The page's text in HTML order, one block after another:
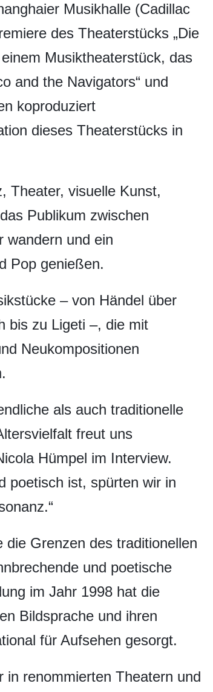
Musikhalle (Cadillac
des Theaterstücks „Die
Musiktheaterstück, das
and the Navigators“ und
koproduziert
dieses Theaterstücks in
Theater, visuelle Kunst,
Publikum zwischen
wandern und ein
Pop genießen.
– von Händel über
bis zu Ligeti –, die mit
Neukompositionen
als auch traditionelle
freut uns
Hümpel im Interview.
poetisch ist, spürten wir in
die Grenzen des traditionellen
und poetische
im Jahr 1998 hat die
Bildsprache und ihren
für Aufsehen gesorgt.
in renommierten Theatern und